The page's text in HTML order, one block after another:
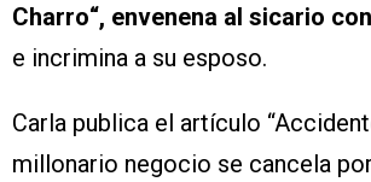
Charro“, envenena al sicario
e incrimina a su esposo.
Carla publica el artículo
millonario negocio se cancela